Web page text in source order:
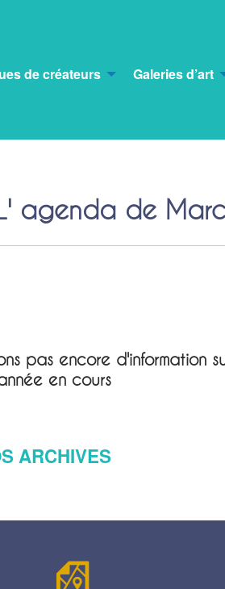
de créateurs Galeries d’art
agenda de
pas encore d'information
en cours
ARCHIVES